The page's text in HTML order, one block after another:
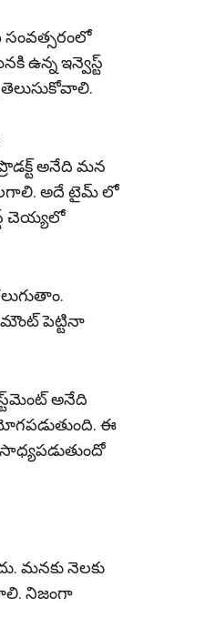
ఉన్న ఇన్వెస్ట్
తెలుసుకోవాలి.
అనేది మన
అదే టైమ్ లో
చెయ్యలో
పెట్టినా
అనేది
ఈ
మనకు నెలకు
నిజంగా